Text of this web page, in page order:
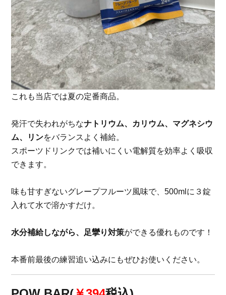
これも当店では夏の定番商品。
発汗で失われがちなナトリウム、カリウム、マグネシウ
ム、リンをバランスよく補給。
スポーツドリンクでは補いにくい電解質を効率よく吸収
できます。
味も甘すぎないグレープフルーツ風味で、500mlに３錠
入れて水で溶かすだけ。
水分補給しながら、足攣り対策ができる優れものです！
本番前最後の練習追い込みにもぜひお使いください。